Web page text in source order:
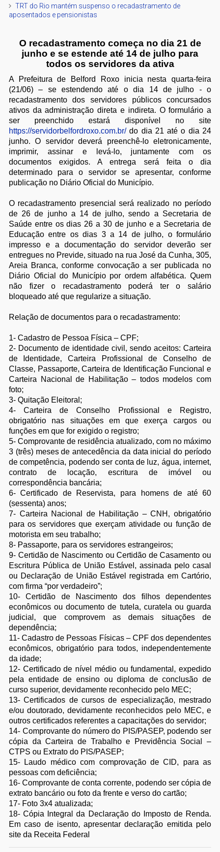
TRT do Rio mantém suspenso o recadastramento de
aposentados e pensionistas
O recadastramento começa no dia 21 de
junho e se estende até 14 de julho para
todos os servidores da ativa
A Prefeitura de Belford Roxo inicia nesta quarta-feira
(21/06) – se estendendo até o dia 14 de julho - o
recadastramento dos servidores públicos concursados
ativos da administração direta e indireta. O formulário a
ser preenchido estará disponível no site
https://servidorbelfordroxo.com.br/do dia 21 até o dia 24
junho. O servidor deverá preenchê-lo eletronicamente,
imprimir, assinar e levá-lo, juntamente com os
documentos exigidos. A entrega será feita o dia
determinado para o servidor se apresentar, conforme
publicação no Diário Oficial do Município.
O recadastramento presencial será realizado no período
de 26 de junho a 14 de julho, sendo a Secretaria de
Saúde entre os dias 26 a 30 de junho e a Secretaria de
Educação entre os dias 3 a 14 de julho, o formulário
impresso e a documentação do servidor deverão ser
entregues no Previde, situado na rua José da Cunha, 305,
Areia Branca, conforme convocação a ser publicada no
Diário Oficial do Município por ordem alfabética. Quem
não fizer o recadastramento poderá ter o salário
bloqueado até que regularize a situação.
Relação de documentos para o recadastramento:
1- Cadastro de Pessoa Física – CPF;
2- Documento de identidade civil, sendo aceitos: Carteira
de Identidade, Carteira Profissional de Conselho de
Classe, Passaporte, Carteira de Identificação Funcional e
Carteira Nacional de Habilitação – todos modelos com
foto;
3- Quitação Eleitoral;
4- Carteira de Conselho Profissional e Registro,
obrigatório nas situações em que exerça cargos ou
funções em que for exigido o registro;
5- Comprovante de residência atualizado, com no máximo
3 (três) meses de antecedência da data inicial do período
de competência, podendo ser conta de luz, água, internet,
contrato de locação, escritura de imóvel ou
correspondência bancária;
6- Certificado de Reservista, para homens de até 60
(sessenta) anos;
7- Carteira Nacional de Habilitação – CNH, obrigatório
para os servidores que exerçam atividade ou função de
motorista em seu trabalho;
8- Passaporte, para os servidores estrangeiros;
9- Certidão de Nascimento ou Certidão de Casamento ou
Escritura Pública de União Estável, assinada pelo casal
ou Declaração de União Estável registrada em Cartório,
com firma “por verdadeiro”;
10- Certidão de Nascimento dos filhos dependentes
econômicos ou documento de tutela, curatela ou guarda
judicial, que comprovem as demais situações de
dependência;
11- Cadastro de Pessoas Físicas – CPF dos dependentes
econômicos, obrigatório para todos, independentemente
da idade;
12- Certificado de nível médio ou fundamental, expedido
pela entidade de ensino ou diploma de conclusão de
curso superior, devidamente reconhecido pelo MEC;
13- Certificados de cursos de especialização, mestrado
e/ou doutorado, devidamente reconhecidos pelo MEC, e
outros certificados referentes a capacitações do servidor;
14- Comprovante do número do PIS/PASEP, podendo ser
cópia da Carteira de Trabalho e Previdência Social –
CTPS ou Extrato do PIS/PASEP;
15- Laudo médico com comprovação de CID, para as
pessoas com deficiência;
16- Comprovante de conta corrente, podendo ser cópia de
extrato bancário ou foto da frente e verso do cartão;
17- Foto 3x4 atualizada;
18- Cópia Integral da Declaração do Imposto de Renda.
Em caso de isento, apresentar declaração emitida pelo
site da Receita Federal